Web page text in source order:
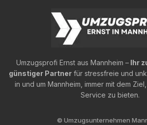
Umzugsprofi Ernst aus Mannheim –Ihr
günstiger Partnerfür stressfreie und
in und um Mannheim, immer mit dem
Service zu bieten.
© Umzugsunternehmen